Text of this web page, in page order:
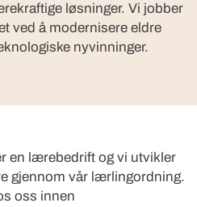
løsninger. Vi jobber
ved å modernisere eldre
nyvinninger.
en lærebedrift og vi utvikler
gjennom vår lærlingordning.
oss innen